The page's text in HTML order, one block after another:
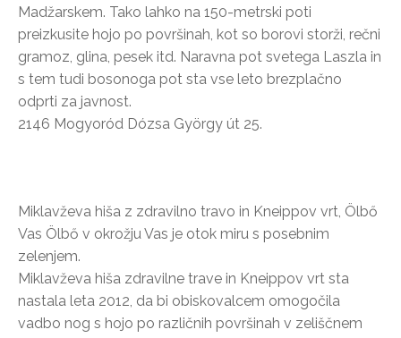
Madžarskem. Tako lahko na 150-metrski poti
preizkusite hojo po površinah, kot so borovi storži, rečni
gramoz, glina, pesek itd. Naravna pot svetega Laszla in
s tem tudi bosonoga pot sta vse leto brezplačno
odprti za javnost.
2146 Mogyoród Dózsa György út 25.
Miklavževa hiša z zdravilno travo in Kneippov vrt, Ölbő
Vas Ölbő v okrožju Vas je otok miru s posebnim
zelenjem.
Miklavževa hiša zdravilne trave in Kneippov vrt sta
nastala leta 2012, da bi obiskovalcem omogočila
vadbo nog s hojo po različnih površinah v zeliščnem